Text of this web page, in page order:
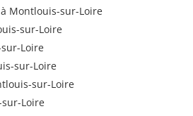
Montlouis-sur-Loire
sur-Loire
Loire
sur-Loire
sur-Loire
Loire